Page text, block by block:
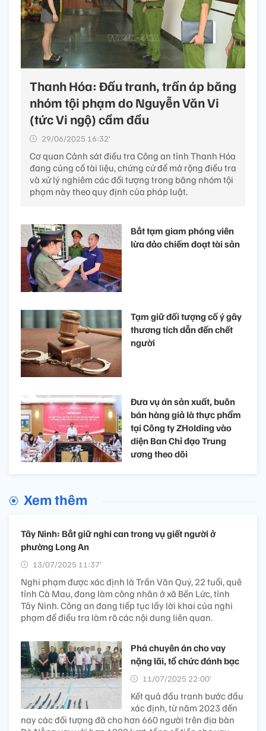
Thanh Hóa: Đấu tranh, trấn áp băng
nhóm tội phạm do Nguyễn Văn Vi
(tức Vi ngộ) cầm đầu
29/06/2025 16:32’
Cơ quan Cảnh sát điều tra Công an tỉnh Thanh Hóa
đang củng cố tài liệu, chứng cứ để mở rộng điều tra
và xử lý nghiêm các đối tượng trong băng nhóm tội
phạm này theo quy định của pháp luật.
Bắt tạm giam phóng viên
lừa đảo chiếm đoạt tài sản
Tạm giữ đối tượng cố ý gây
thương tích dẫn đến chết
người
Đưa vụ án sản xuất, buôn
bán hàng giả là thực phẩm
tại Công ty ZHolding vào
diện Ban Chỉ đạo Trung
ương theo dõi
Xem thêm
Tây Ninh: Bắt giữ nghi can trong vụ giết người ở
phường Long An
13/07/2025 11:37’
Nghi phạm được xác định là Trần Văn Quý, 22 tuổi, quê
tỉnh Cà Mau, đang làm công nhân ở xã Bến Lức, tỉnh
Tây Ninh. Công an đang tiếp tục lấy lời khai của nghi
phạm để điều tra làm rõ các nội dung liên quan.
Phá chuyên án cho vay
nặng lãi, tổ chức đánh bạc
11/07/2025 22:00’
Kết quả đấu tranh bước đầu
xác định, từ năm 2023 đến
nay các đối tượng đã cho hơn 660 người trên địa bàn